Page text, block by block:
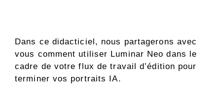
Dans ce didacticiel, nous partagerons avec
vous comment utiliser Luminar Neo dans le
cadre de votre flux de travail d’édition pour
terminer vos portraits IA.